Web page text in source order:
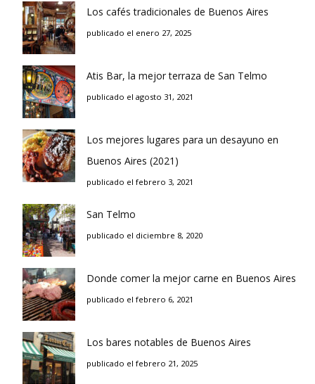
Los cafés tradicionales de Buenos Aires
publicado el enero 27, 2025
Atis Bar, la mejor terraza de San Telmo
publicado el agosto 31, 2021
Los mejores lugares para un desayuno en
Buenos Aires (2021)
publicado el febrero 3, 2021
San Telmo
publicado el diciembre 8, 2020
Donde comer la mejor carne en Buenos Aires
publicado el febrero 6, 2021
Los bares notables de Buenos Aires
publicado el febrero 21, 2025